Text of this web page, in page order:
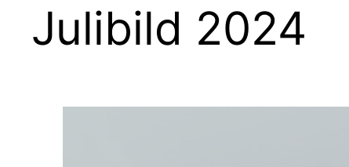
Julibild 2024